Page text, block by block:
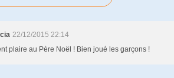
22/12/2015 22:14
plaire au Père Noël ! Bien joué les garçons !